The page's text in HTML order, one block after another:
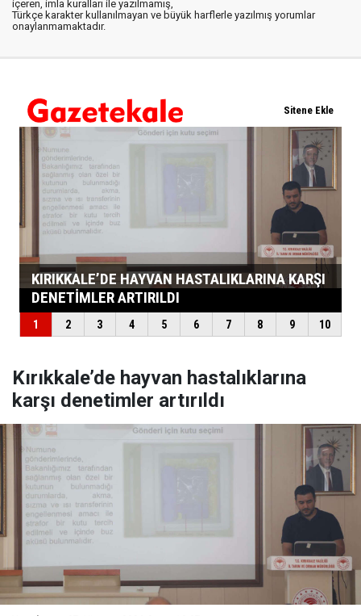
içeren, imla kuralları ile yazılmamış,
Türkçe karakter kullanılmayan ve büyük harflerle yazılmış yorumlar
onaylanmamaktadır.
Kırıkkale’de hayvan hastalıklarına
karşı denetimler artırıldı